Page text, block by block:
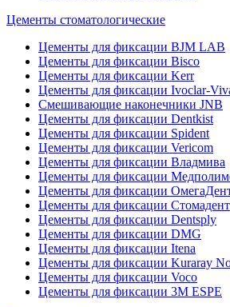
Цементы стоматологические
Цементы для фиксации BJM LAB
Цементы для фиксации Bisco
Цементы для фиксации Kerr
Цементы для фиксации Ivoclar-
Смешивающие наконечники JNB
Цементы для фиксации Dentkist
Цементы для фиксации Spident
Цементы для фиксации Vericom
Цементы для фиксации Владмива
Цементы для фиксации
Цементы для фиксации
Цементы для фиксации Стомадент
Цементы для фиксации Dentsply
Цементы для фиксации DMG
Цементы для фиксации Itena
Цементы для фиксации Kuraray
Цементы для фиксации Voco
Цементы для фиксации 3M ESPE